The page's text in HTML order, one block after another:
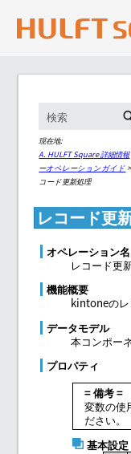
メ
現在地:
A. HULFT Square 詳細情報
ーオペレーションガイド>
コード更新処理
レコード更
オペレーション名
レコード更
機能概要
kintoneのレ
データモデル
本コンポー
プロパティ
= 備考 =
変数の使
ださい。
基本設定